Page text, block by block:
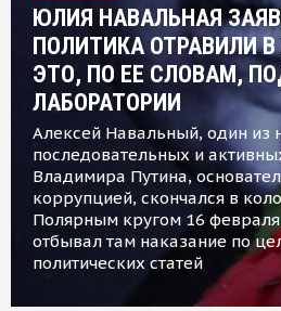
ЮЛИЯ НАВАЛЬНАЯ
ПОЛИТИКА ОТРАВИЛИ
ЭТО, ПО ЕЕ СЛОВАМ,
ЛАБОРАТОРИИ
Алексей Навальный, один из
последовательных и
Владимира Путина,
коррупцией, скончался в
Полярным кругом 16
отбывал там наказание по
политических статей